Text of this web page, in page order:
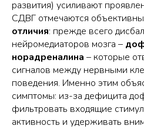
развития) усиливают
СДВГ отмечаются
отличия: прежде всего
нейромедиаторов мозга –
норадреналина – которые
сигналов между нервными
поведения. Именно этим
симптомы: из-за дефицита
фильтровать входящие
активность и удерживать